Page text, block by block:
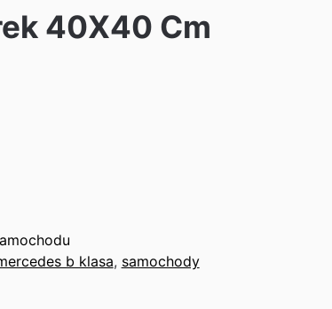
40X40 Cm
b klasa, samochody